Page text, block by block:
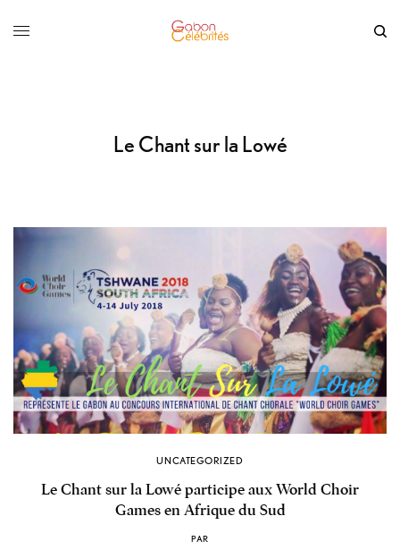
Le Chant sur la Lowé
UNCATEGORIZED
Le Chant sur la Lowé participe aux World Choir
Games en Afrique du Sud
PAR